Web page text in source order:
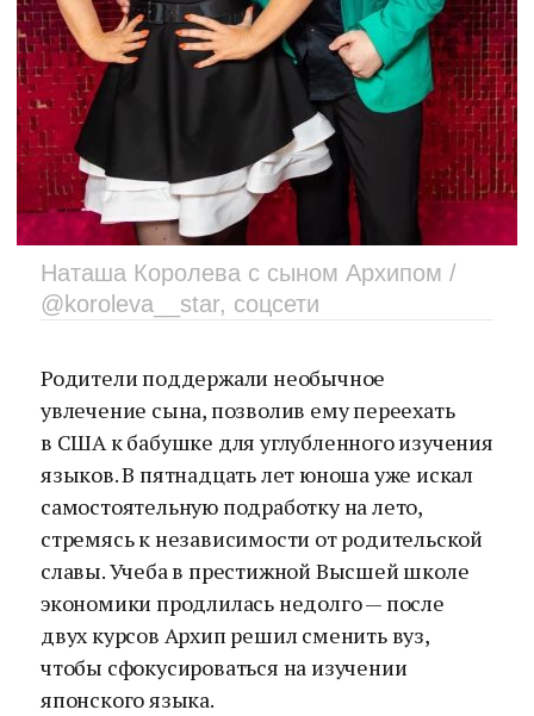
Наташа Королева с сыном Архипом /
@koroleva__star, соцсети
Родители поддержали необычное
увлечение сына, позволив ему переехать
в США к бабушке для углубленного изучения
языков. В пятнадцать лет юноша уже искал
самостоятельную подработку на лето,
стремясь к независимости от родительской
славы. Учеба в престижной Высшей школе
экономики продлилась недолго — после
двух курсов Архип решил сменить вуз,
чтобы сфокусироваться на изучении
японского языка.